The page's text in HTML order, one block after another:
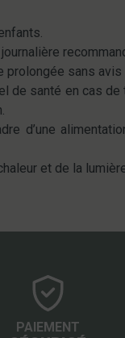
prolongée sans avis
de santé en cas
d’une
et de la
PAIEMENT